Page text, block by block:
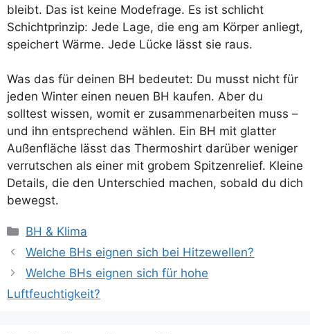
bleibt. Das ist keine Modefrage. Es ist schlicht
Schichtprinzip: Jede Lage, die eng am Körper anliegt,
speichert Wärme. Jede Lücke lässt sie raus.
Was das für deinen BH bedeutet: Du musst nicht für
jeden Winter einen neuen BH kaufen. Aber du
solltest wissen, womit er zusammenarbeiten muss –
und ihn entsprechend wählen. Ein BH mit glatter
Außenfläche lässt das Thermoshirt darüber weniger
verrutschen als einer mit grobem Spitzenrelief. Kleine
Details, die den Unterschied machen, sobald du dich
bewegst.
Kategorien
BH & Klima
Welche BHs eignen sich bei Hitzewellen?
Welche BHs eignen sich für hohe
Luftfeuchtigkeit?